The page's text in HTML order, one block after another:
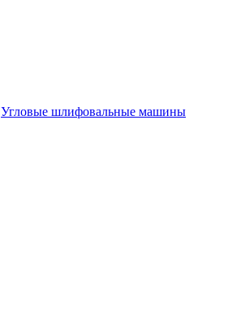
Угловые шлифовальные машины